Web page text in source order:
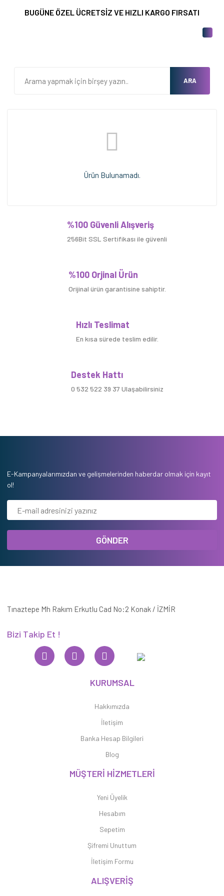
BUGÜNE ÖZEL ÜCRETSİZ VE HIZLI KARGO FIRSATI
ARA
Ürün Bulunamadı.
%100 Güvenli Alışveriş
256Bit SSL Sertifikası ile güvenli
%100 Orjinal Ürün
Orijinal ürün garantisine sahiptir.
Hızlı Teslimat
En kısa sürede teslim edilir.
Destek Hattı
0 532 522 39 37 Ulaşabilirsiniz
E-Kampanyalarımızdan ve gelişmelerinden haberdar olmak için kayıt
ol!
GÖNDER
Tınaztepe Mh Rakım Erkutlu Cad No:2 Konak / İZMİR
Bizi Takip Et !
KURUMSAL
Hakkımızda
İletişim
Banka Hesap Bilgileri
Blog
MÜŞTERİ HİZMETLERİ
Yeni Üyelik
Hesabım
Sepetim
Şifremi Unuttum
İletişim Formu
ALIŞVERİŞ